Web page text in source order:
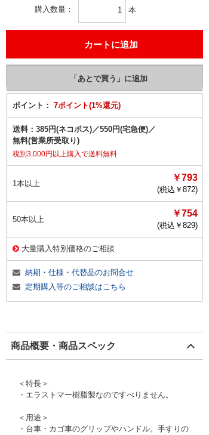
購入数量 本
ポイント： 7ポイント(1%還元)
送料： 385円(ネコポス)／550円(宅急便)／
無料(営業所受取り)
税別3,000円以上購入で送料無料
1本以上
￥793
(税込￥ 872)
50本以上
￥754
(税込￥ 829)
大量購入特別価格のご相談
納期・仕様・代替品のお問合せ
定期購入等のご相談はこちら
商品概要・商品スペック
＜特長＞
・エラストマー樹脂製なのですべりません。
＜用途＞
・台車・カゴ車のグリップやハンドル。手すりの